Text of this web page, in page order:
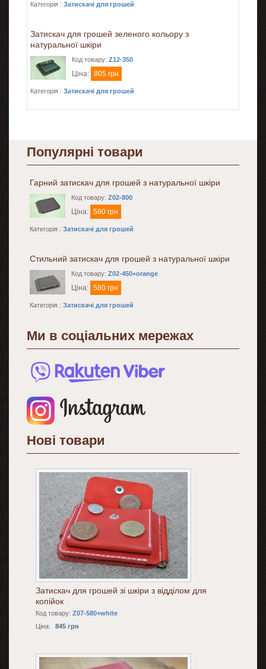
Категорія : Затискачі для грошей
Затискач для грошей зеленого кольору з
натуральної шкіри
Код товару: Z12-350
Ціна: 805 грн
Категорія : Затискачі для грошей
Популярні товари
Гарний затискач для грошей з натуральної шкіри
Код товару: Z02-800
Ціна: 580 грн
Категорія : Затискачі для грошей
Стильний затискач для грошей з натуральної шкіри
Код товару: Z02-450+orange
Ціна: 580 грн
Категорія : Затискачі для грошей
Ми в соціальних мережах
Нові товари
Затискач для грошей зі шкіри з відділом для
копійок
Код товару: Z07-580+white
Ціна:
845 грн